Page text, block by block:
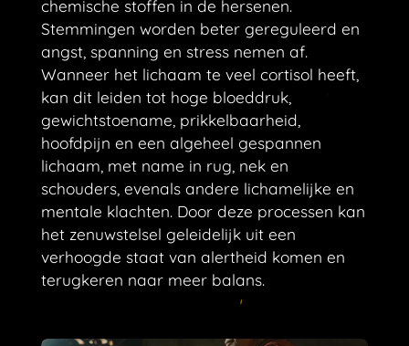
chemische stoffen in de hersenen.
Stemmingen worden beter gereguleerd en
angst, spanning en stress nemen af.
Wanneer het lichaam te veel cortisol heeft,
kan dit leiden tot hoge bloeddruk,
gewichtstoename, prikkelbaarheid,
hoofdpijn en een algeheel gespannen
lichaam, met name in rug, nek en
schouders, evenals andere lichamelijke en
mentale klachten. Door deze processen kan
het zenuwstelsel geleidelijk uit een
verhoogde staat van alertheid komen en
terugkeren naar meer balans.